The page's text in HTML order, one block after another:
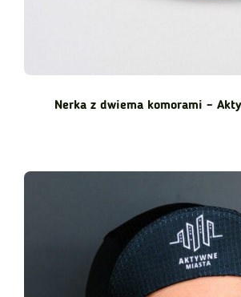
Nerka z dwiema komorami –